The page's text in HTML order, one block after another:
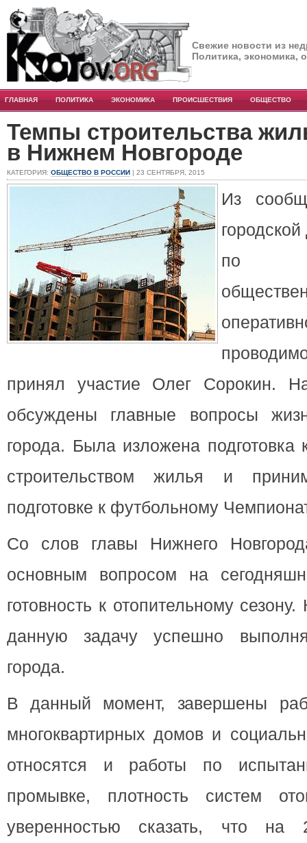
Свежие новости из
Политика, экономика,
ГЛАВНАЯ ПОЛИТИКА ЭКОНОМИКА ПРОИСШЕСТВИЯ ОБЩЕСТВО
Темпы строительства
в Нижнем Новгороде
КАТЕГОРИЯ: ОБЩЕСТВО В РОССИИ | 23 СЕНТЯБРЯ, 2015
Из
по
принял участие Олег Сорокин.
обсуждены главные вопросы
города. Была изложена подготовка
строительством жилья и
подготовке к футбольному
Со слов главы Нижнего
основным вопросом на
готовность к отопительному
данную задачу успешно
города.
В данный момент, завершены
многоквартирных домов и
относятся и работы по
промывке, плотность систем
уверенностью сказать, что на